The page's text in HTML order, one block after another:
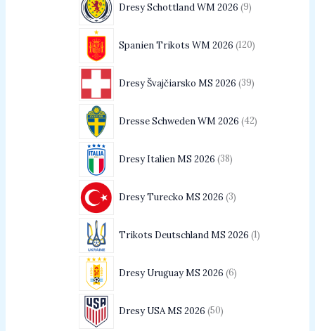
Dresy Schottland WM 2026 9
Spanien Trikots WM 2026 120
Dresy Švajčiarsko MS 2026 39
Dresse Schweden WM 2026 42
Dresy Italien MS 2026 38
Dresy Turecko MS 2026 3
Trikots Deutschland MS 2026 1
Dresy Uruguay MS 2026 6
Dresy USA MS 2026 50